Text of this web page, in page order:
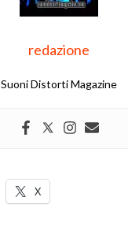
redazione
Suoni Distorti Magazine
X